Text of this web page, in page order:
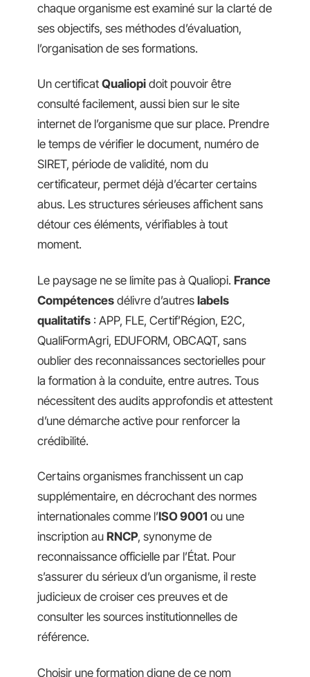
chaque organisme est examiné sur la clarté de
ses objectifs, ses méthodes d’évaluation,
l’organisation de ses formations.
Un certificat Qualiopi doit pouvoir être
consulté facilement, aussi bien sur le site
internet de l’organisme que sur place. Prendre
le temps de vérifier le document, numéro de
SIRET, période de validité, nom du
certificateur, permet déjà d’écarter certains
abus. Les structures sérieuses affichent sans
détour ces éléments, vérifiables à tout
moment.
Le paysage ne se limite pas à Qualiopi. France
Compétences délivre d’autres labels
qualitatifs : APP, FLE, Certif’Région, E2C,
QualiFormAgri, EDUFORM, OBCAQT, sans
oublier des reconnaissances sectorielles pour
la formation à la conduite, entre autres. Tous
nécessitent des audits approfondis et attestent
d’une démarche active pour renforcer la
crédibilité.
Certains organismes franchissent un cap
supplémentaire, en décrochant des normes
internationales comme l’ISO 9001 ou une
inscription au RNCP, synonyme de
reconnaissance officielle par l’État. Pour
s’assurer du sérieux d’un organisme, il reste
judicieux de croiser ces preuves et de
consulter les sources institutionnelles de
référence.
Choisir une formation digne de ce nom